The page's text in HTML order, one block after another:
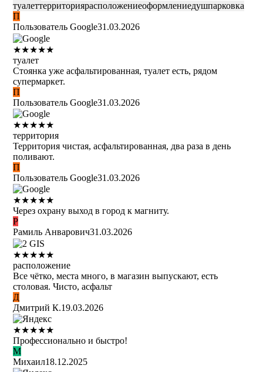
туалеттерриториярасположениеоформлениедушпарковка
П
Пользователь Google31.03.2026
★★★★★
туалет
Стоянка уже асфальтированная, туалет есть, рядом
супермаркет.
П
Пользователь Google31.03.2026
★★★★★
территория
Территория чистая, асфальтированная, два раза в день
поливают.
П
Пользователь Google31.03.2026
★★★★★
Через охрану выход в город к магниту.
Р
Рамиль Анварович31.03.2026
★★★★★
расположение
Все чётко, места много, в магазин выпускают, есть
столовая. Чисто, асфальт
Д
Дмитрий К.19.03.2026
★★★★★
Профессионально и быстро!
М
Михаил18.12.2025